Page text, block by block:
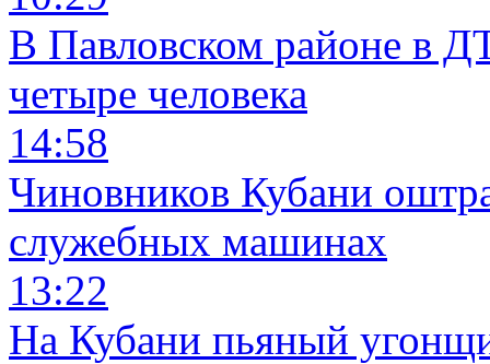
В Павловском районе в
четыре человека
14:58
Чиновников Кубани
служебных машинах
13:22
На Кубани пьяный